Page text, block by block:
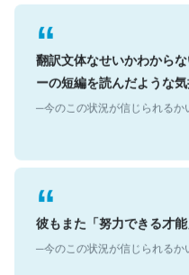
翻訳文体なせいかわから
ーの短編を読んだような気
─今のこの状況が信じられるか
彼もまた「努力できる才能
─今のこの状況が信じられるか